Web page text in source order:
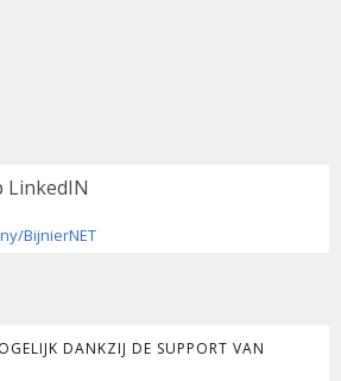
LinkedIN
BijnierNET
DANKZIJ DE SUPPORT VAN